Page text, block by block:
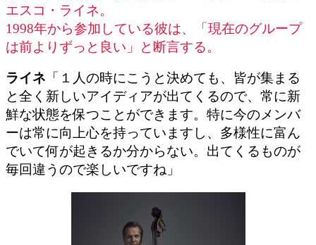
エスコ・ライネ。
1998年から参加している彼は、「現在のグループ
は前よりずっと良い」と断言する。
ライネ 「１人の時にこうと決めても、皆が集まる
と全く新しいアイディアが出てくるので、常に新
鮮な状態を保つことができます。特に今のメンバ
ーは常に向上心を持っていますし、多様性に富ん
でいて何が起きるか分からない。出てくるものが
毎回違うので楽しいですね」